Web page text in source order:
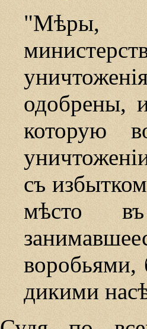
"Мѣры,
одобрены,
которую
съ
мѣсто
воробьями,
дикими